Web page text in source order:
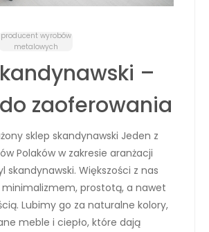
producent wyrobów
metalowych
–
zaoferowania
sklep skandynawski Jeden z
Polaków w zakresie aranżacji
skandynawski. Większości z nas
minimalizmem, prostotą, a nawet
Lubimy go za naturalne kolory,
meble i ciepło, które dają